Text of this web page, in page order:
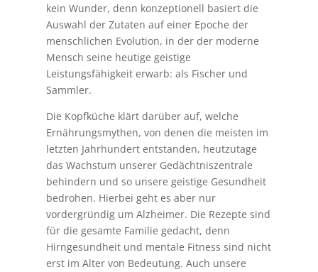
kein Wunder, denn konzeptionell basiert die
Auswahl der Zutaten auf einer Epoche der
menschlichen Evolution, in der der moderne
Mensch seine heutige geistige
Leistungsfähigkeit erwarb: als Fischer und
Sammler.
Die Kopfküche klärt darüber auf, welche
Ernährungsmythen, von denen die meisten im
letzten Jahrhundert entstanden, heutzutage
das Wachstum unserer Gedächtniszentrale
behindern und so unsere geistige Gesundheit
bedrohen. Hierbei geht es aber nur
vordergründig um Alzheimer. Die Rezepte sind
für die gesamte Familie gedacht, denn
Hirngesundheit und mentale Fitness sind nicht
erst im Alter von Bedeutung. Auch unsere